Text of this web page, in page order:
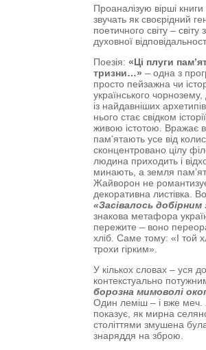
Проаналізую вірші
звучать як своєрідний
поетичного світу – світу
духовної
Поезія: «Ці плуги
тризни…» – одна з
просто пейзажна чи
українського
із найдавніших
нього стає свідком
живою істотою. Вражає
пам’ятають усе від
сконцентровано цілу
людина приходить і
минають, а земля
Жайворон не
декоративна листівка.
«Засівалось
знакова метафора
пережите – воно
хліб. Саме тому: «І той
трохи гірким».
У кількох словах – уся
контекстуально
борозна мимоволі
Один леміш – і вже меч.
показує, як мирна
століттями змушена
знаряддя на зброю.